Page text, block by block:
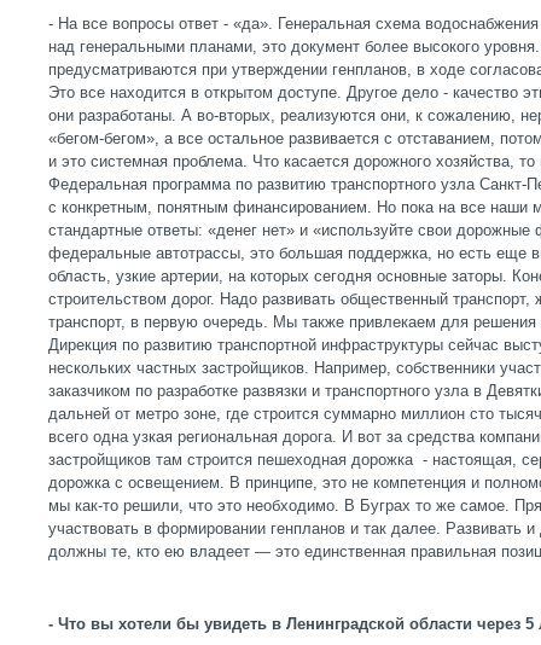
- На все вопросы ответ - «да». Генеральная схема
над генеральными планами, это документ более высокого
предусматриваются при утверждении генпланов, в ходе
Это все находится в открытом доступе. Другое дело - качество
они разработаны. А во-вторых, реализуются они, к сожалению,
«бегом-бегом», а все остальное развивается с отставанием,
и это системная проблема. Что касается дорожного хозяйства,
Федеральная программа по развитию транспортного узла Санкт-
с конкретным, понятным финансированием. Но пока на все наши
стандартные ответы: «денег нет» и «используйте свои
федеральные автотрассы, это большая поддержка, но есть еще
область, узкие артерии, на которых сегодня основные заторы.
строительством дорог. Надо развивать общественный
транспорт, в первую очередь. Мы также привлекаем для
Дирекция по развитию транспортной инфраструктуры сейчас
нескольких частных застройщиков. Например, собственники
заказчиком по разработке развязки и транспортного узла в
дальней от метро зоне, где строится суммарно миллион сто
всего одна узкая региональная дорога. И вот за средства
застройщиков там строится пешеходная дорожка - настоящая,
дорожка с освещением. В принципе, это не компетенция и
мы как-то решили, что это необходимо. В Буграх то же самое.
участвовать в формировании генпланов и так далее. Развивать
должны те, кто ею владеет — это единственная правильная
- Что вы хотели бы увидеть в Ленинградской области через 5